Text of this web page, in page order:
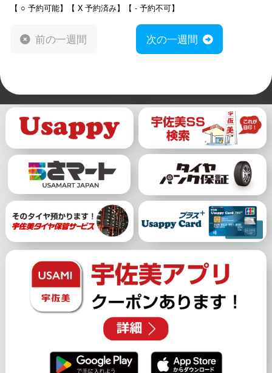
【 ○ 予約可能】【 X 予約済み】【 - 予約不可】
前の一週間 次の一週間